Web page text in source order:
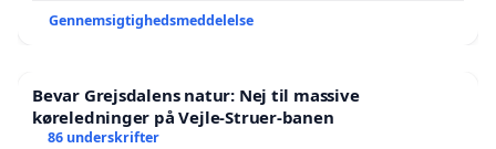
Gennemsigtighedsmeddelelse
Bevar Grejsdalens natur: Nej til massive
køreledninger på Vejle-Struer-banen
86 underskrifter